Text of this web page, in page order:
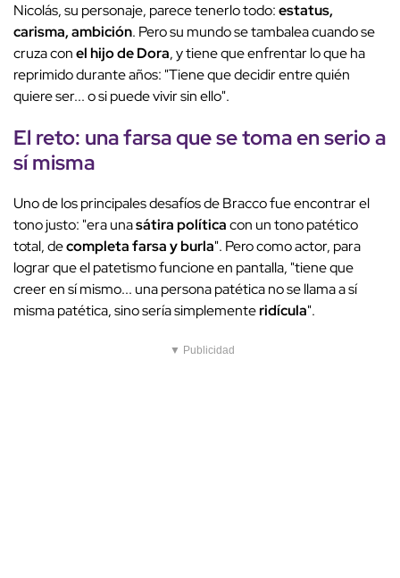
Nicolás, su personaje, parece tenerlo todo:estatus,
carisma, ambición. Pero su mundo se tambalea cuando se
cruza conel hijo de Dora, y tiene que enfrentar lo que ha
reprimido durante años: "Tiene que decidir entre quién
quiere ser... o si puede vivir sin ello".
El reto: una farsa que se toma en serio a
sí misma
Uno de los principales desafíos de Bracco fue encontrar el
tono justo: "era unasátira políticacon un tono patético
total, decompleta farsa y burla". Pero como actor, para
lograr que el patetismo funcione en pantalla, "tiene que
creer en sí mismo... una persona patética no se llama a sí
misma patética, sino sería simplementeridícula".
▼ Publicidad